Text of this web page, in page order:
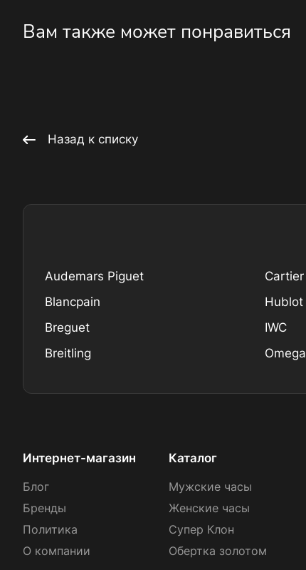
Вам также может понравиться
Назад к списку
Audemars Piguet
Blancpain
Breguet
Breitling
Cartier
Hublot
IWC
Omega
Интернет-магазин
Блог
Бренды
Политика
О компании
Каталог
Мужские часы
Женские часы
Супер Клон
Обертка золотом